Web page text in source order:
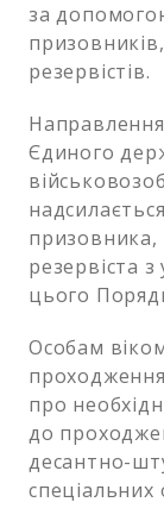
за
резервістів.
Єдиного
призовника,
резервіста
цього
Особам
про
до
десантно-
спеціальних